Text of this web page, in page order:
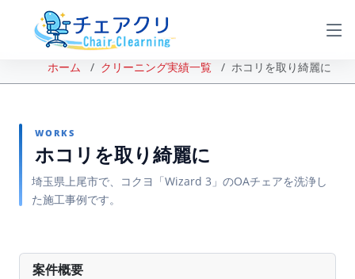
ホーム クリーニング実績一覧 ホコリを取り綺麗に
WORKS
ホコリを取り綺麗に
埼玉県上尾市で、コクヨ「Wizard 3」のOAチェアを洗浄し
た施工事例です。
BEFORE AFTER
案件概要